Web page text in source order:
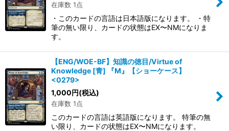
在庫数 1点
・このカードの言語は日本語版になります。 ・特
筆の無い限り、カードの状態はEX〜NMになりま
す。
【ENG/WOE-BF】知識の徳目/Virtue of
Knowledge [青] 『M』【ショーケース】
<0279>
1,000円(税込)
在庫数 1点
このカードの言語は英語版になります。 特筆の無
い限り、カードの状態はEX〜NMになります。